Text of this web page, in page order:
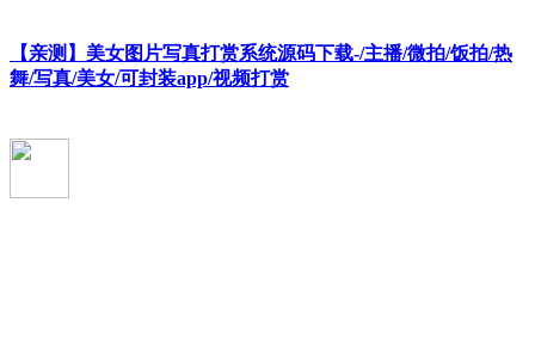
【亲测】美女图片写真打赏系统源码下载-/主播/微拍/饭拍/热
舞/写真/美女/可封装app/视频打赏